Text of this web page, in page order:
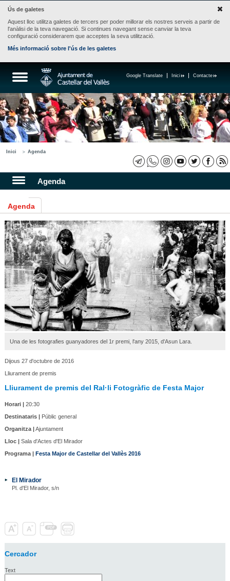
Ús de galetes
Aquest lloc utilitza galetes de tercers per poder millorar els nostres serveis a partir de
l'anàlisi de la teva navegació. Si continues navegant sense canviar la teva
configuració considerarem que acceptes la seva utilització.
Més informació sobre l'ús de les galetes
Contacte
Inici
Google Translate
Inici Agenda
Agenda
Agenda
Una de les fotografies guanyadores del 1r premi, l'any 2015, d'Asun Lara.
Dijous 27 d'octubre de 2016
Lliurament de premis
Lliurament de premis del Ral·li Fotogràfic de Festa Major
Horari |20:30
Destinataris |Públic general
Organitza |Ajuntament
Lloc |Sala d'Actes d'El Mirador
Programa | Festa Major de Castellar del Vallès 2016
El Mirador
Pl. d'El Mirador, s/n
Cercador
Text